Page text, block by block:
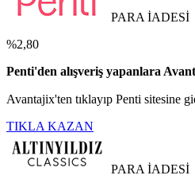
PARA İADESİ
%2,80
Penti'den alışveriş yapanlara
Avantajix'ten tıklayıp Penti sitesine
TIKLA KAZAN
PARA İADESİ